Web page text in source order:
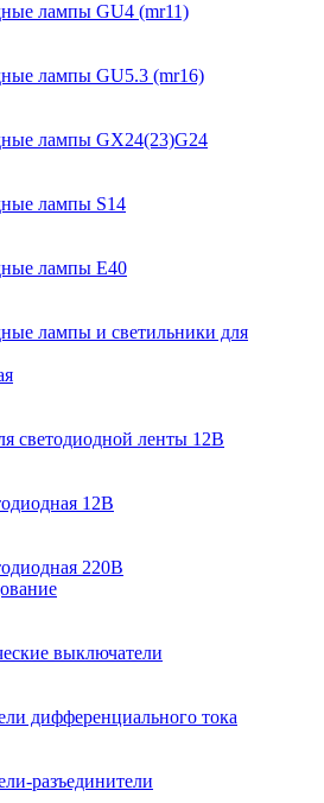
лампы GU4 (mr11)
лампы GU5.3 (mr16)
лампы GX24(23)G24
лампы S14
лампы Е40
лампы и светильники для
светодиодной ленты 12В
12В
220В
выключатели
дифференциального тока
разъединители